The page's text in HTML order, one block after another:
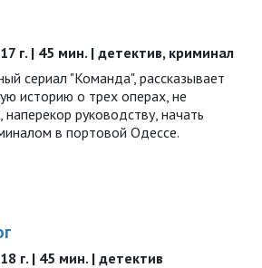
г. | 45 мин. | детектив, криминал
сериал "Команда", рассказывает
историю о трех операх, не
руководству, начать
в портовой Одессе.
г. | 45 мин. | детектив